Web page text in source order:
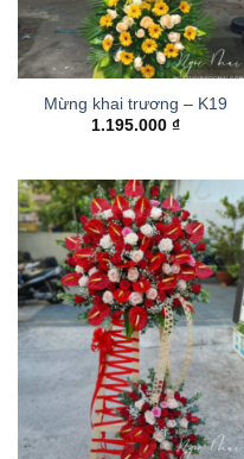
Mừng khai trương – K19
1.195.000 ₫